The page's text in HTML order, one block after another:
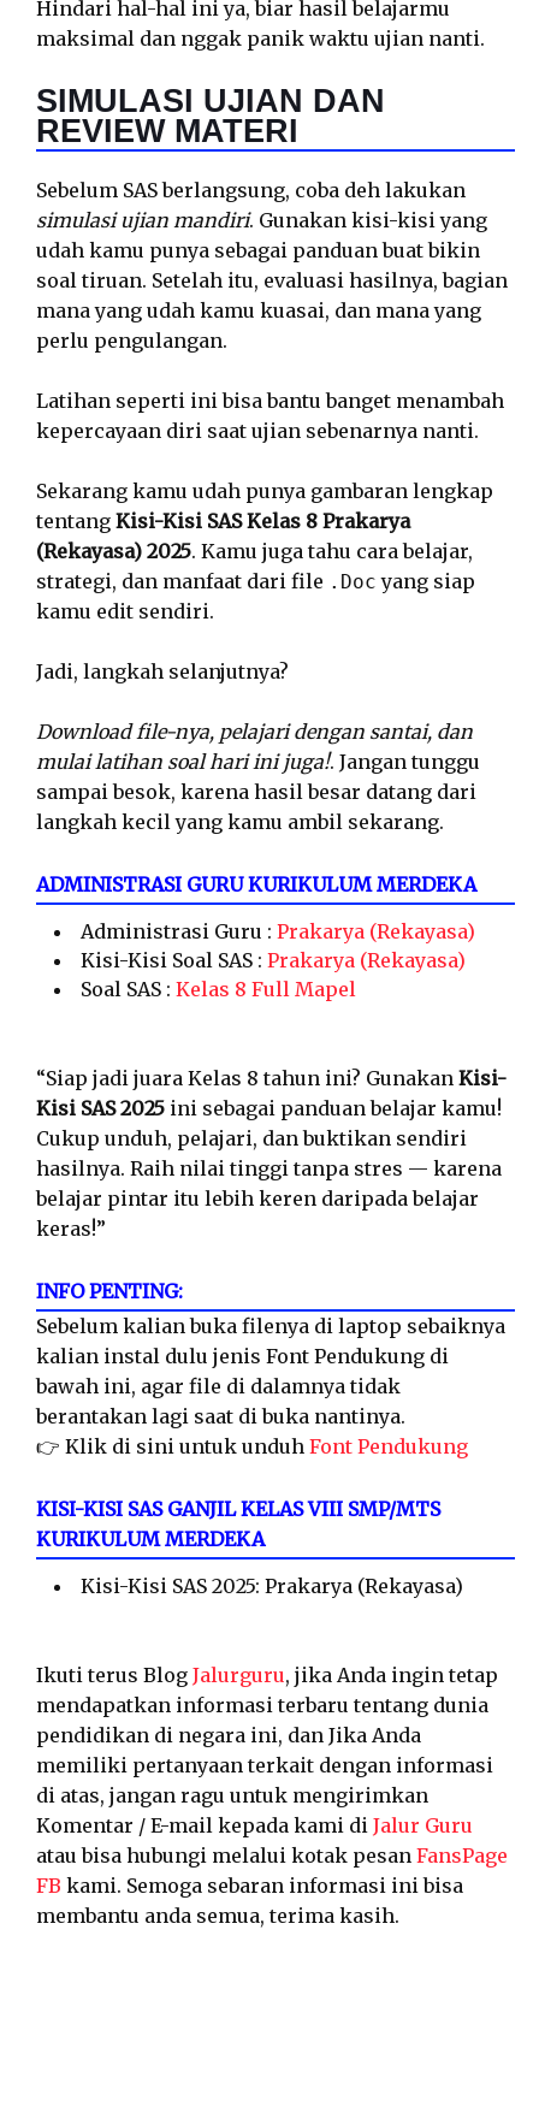
Hindari hal-hal ini ya, biar hasil belajarmu
maksimal dan nggak panik waktu ujian nanti.
SIMULASI UJIAN DAN
REVIEW MATERI
Sebelum SAS berlangsung, coba deh lakukan
simulasi ujian mandiri. Gunakan kisi-kisi yang
udah kamu punya sebagai panduan buat bikin
soal tiruan. Setelah itu, evaluasi hasilnya, bagian
mana yang udah kamu kuasai, dan mana yang
perlu pengulangan.
Latihan seperti ini bisa bantu banget menambah
kepercayaan diri saat ujian sebenarnya nanti.
Sekarang kamu udah punya gambaran lengkap
tentang Kisi-Kisi SAS Kelas 8 Prakarya
(Rekayasa) 2025. Kamu juga tahu cara belajar,
strategi, dan manfaat dari file .Doc yang siap
kamu edit sendiri.
Jadi, langkah selanjutnya?
Download file-nya, pelajari dengan santai, dan
mulai latihan soal hari ini juga!. Jangan tunggu
sampai besok, karena hasil besar datang dari
langkah kecil yang kamu ambil sekarang.
ADMINISTRASI GURU KURIKULUM MERDEKA
Administrasi Guru : Prakarya (Rekayasa)
Kisi-Kisi Soal SAS : Prakarya (Rekayasa)
Soal SAS : Kelas 8 Full Mapel
“Siap jadi juara Kelas 8 tahun ini? Gunakan Kisi-
Kisi SAS 2025 ini sebagai panduan belajar kamu!
Cukup unduh, pelajari, dan buktikan sendiri
hasilnya. Raih nilai tinggi tanpa stres — karena
belajar pintar itu lebih keren daripada belajar
keras!”
INFO PENTING:
Sebelum kalian buka filenya di laptop sebaiknya
kalian instal dulu jenis Font Pendukung di
bawah ini, agar file di dalamnya tidak
berantakan lagi saat di buka nantinya.
👉 Klik di sini untuk unduh Font Pendukung
KISI-KISI SAS GANJIL KELAS VIII SMP/MTS
KURIKULUM MERDEKA
Kisi-Kisi SAS 2025: Prakarya (Rekayasa)
Ikuti terus Blog Jalurguru, jika Anda ingin tetap
mendapatkan informasi terbaru tentang dunia
pendidikan di negara ini, dan Jika Anda
memiliki pertanyaan terkait dengan informasi
di atas, jangan ragu untuk mengirimkan
Komentar / E-mail kepada kami di Jalur Guru
atau bisa hubungi melalui kotak pesan FansPage
FB kami. Semoga sebaran informasi ini bisa
membantu anda semua, terima kasih.